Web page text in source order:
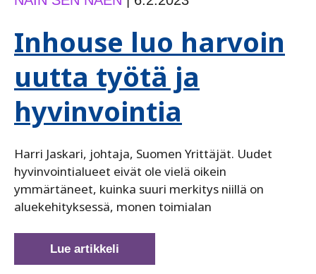
Inhouse luo harvoin
uutta työtä ja
hyvinvointia
Harri Jaskari, johtaja, Suomen Yrittäjät. Uudet
hyvinvointialueet eivät ole vielä oikein
ymmärtäneet, kuinka suuri merkitys niillä on
aluekehityksessä, monen toimialan
Inhouse
luo
Lue artikkeli